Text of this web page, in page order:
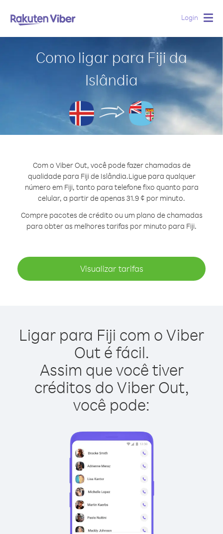
Login
Como ligar para Fiji da
Islândia
Com o Viber Out, você pode fazer chamadas de
qualidade para Fiji de Islândia.Ligue para qualquer
número em Fiji, tanto para telefone fixo quanto para
celular, a partir de apenas 31.9 ¢ por minuto.
Compre pacotes de crédito ou um plano de chamadas
para obter as melhores tarifas por minuto para Fiji.
Visualizar tarifas
Ligar para Fiji com o Viber
Out é fácil.
Assim que você tiver
créditos do Viber Out,
você pode: